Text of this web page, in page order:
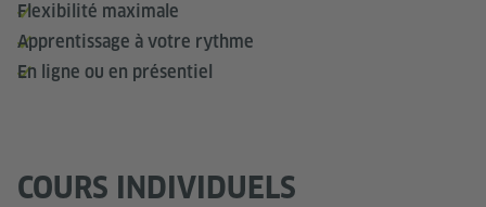
Flexibilité maximale
Apprentissage à votre rythme
En ligne ou en présentiel
COURS INDIVIDUELS